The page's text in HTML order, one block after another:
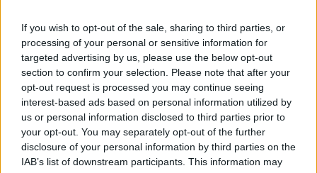
If you wish to opt-out of the sale, sharing to third parties, or
processing of your personal or sensitive information for
targeted advertising by us, please use the below opt-out
section to confirm your selection. Please note that after your
opt-out request is processed you may continue seeing
interest-based ads based on personal information utilized by
us or personal information disclosed to third parties prior to
your opt-out. You may separately opt-out of the further
disclosure of your personal information by third parties on the
IAB’s list of downstream participants. This information may
Blätterteig-Grundrezept
Mittel
Blätterteig selber machen
Mittel
Portugiesische-Blätterteig-Törtchen